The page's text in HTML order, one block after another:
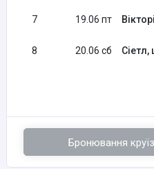
7 19.06 пт
8 20.06 сб
Бронювання